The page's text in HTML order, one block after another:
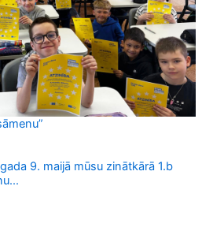
9. maijā mūsu zinātkārā 1.b